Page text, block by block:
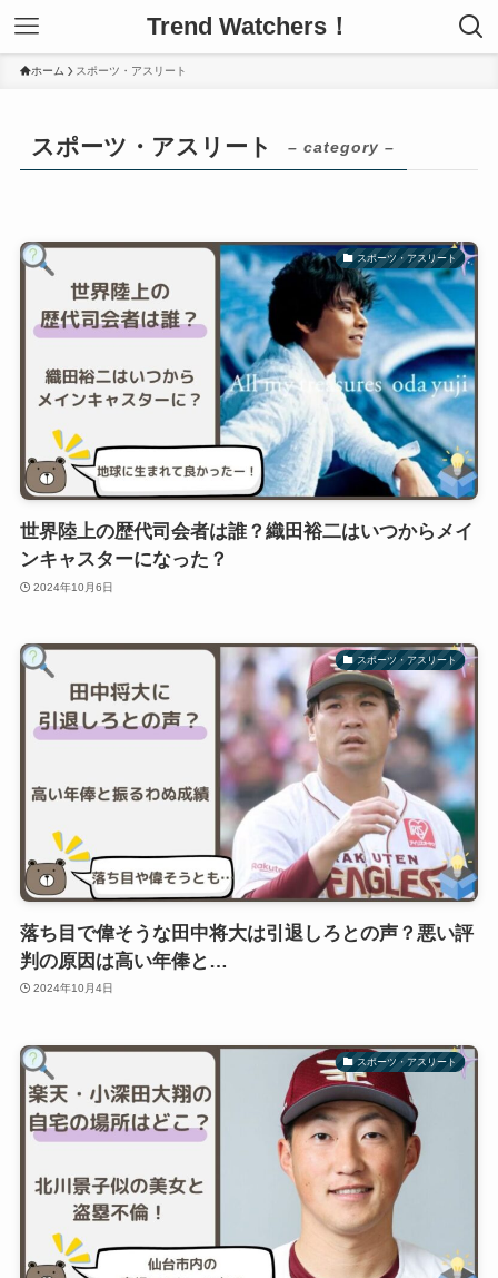
Trend Watchers！
ホーム スポーツ・アスリート
スポーツ・アスリート – category –
スポーツ・アスリート
世界陸上の歴代司会者は誰？織田裕二はいつからメイ
ンキャスターになった？
2024年10月6日
スポーツ・アスリート
落ち目で偉そうな田中将大は引退しろとの声？悪い評
判の原因は高い年俸と…
2024年10月4日
スポーツ・アスリート